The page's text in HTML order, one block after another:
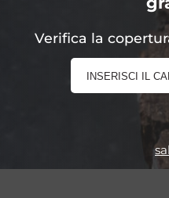
Verifica la